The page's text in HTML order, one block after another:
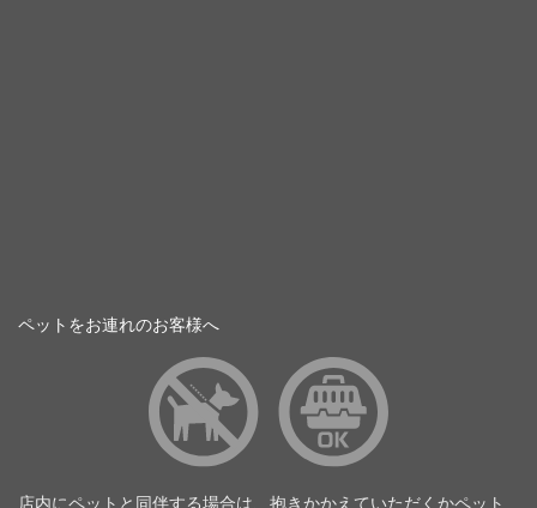
ペットをお連れのお客様へ
店内にペットと同伴する場合は、抱きかかえていただくかペット